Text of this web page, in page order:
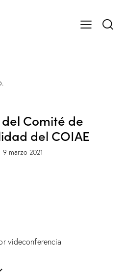
Comité de
del COIAE
9 marzo 2021
videconferencia